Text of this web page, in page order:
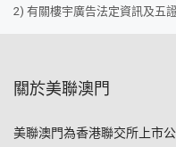
2) 有關樓宇廣告法定資訊及五
關於美聯澳門
美聯澳門為香港聯交所上市